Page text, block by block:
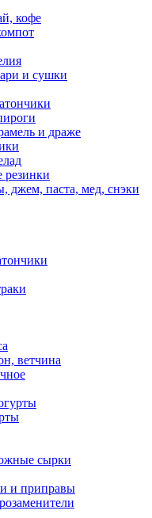
кофе
и сушки
и драже
резинки
джем, паста, мед, снэки
ветчина
сырки
и приправы